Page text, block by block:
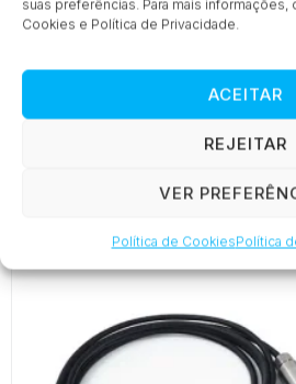
suas preferências. Para mais
Cookies e Política de Privacidade.
ACEITAR
REJEITAR
VER
Política de CookiesPolítica